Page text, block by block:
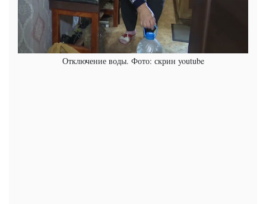
Отключение воды. Фото: скрин youtube